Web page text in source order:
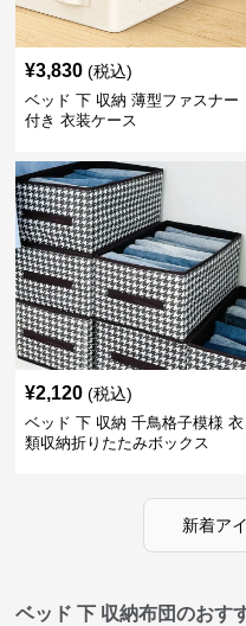
¥3,830 (税込)
ベッド 下 収納 薄型ファスナー
付き 衣装ケース
¥2,120 (税込)
ベッド 下 収納 千鳥格子模様 衣
類収納折りたたみボックス
新着ア
ベッド 下 収納布団のおす